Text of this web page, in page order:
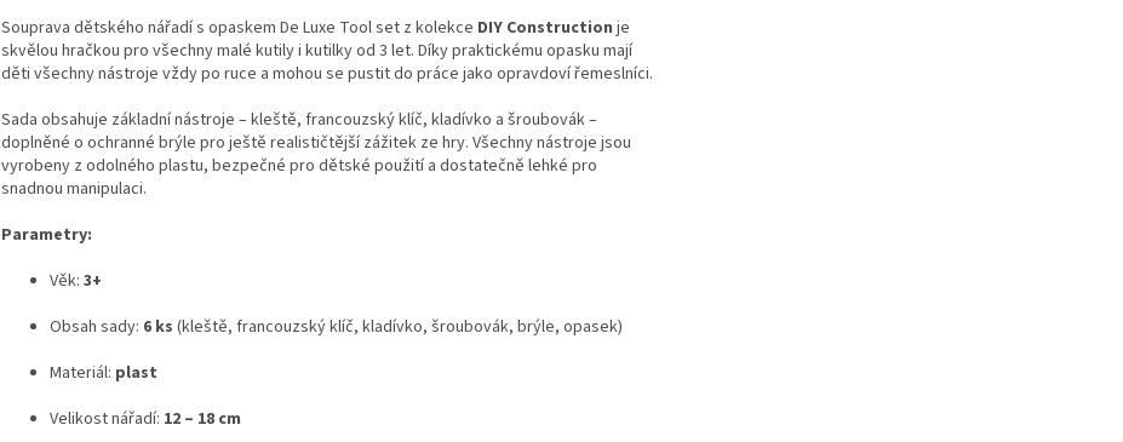
Souprava dětského nářadí s opaskem De Luxe Tool set z kolekce DIY Construction je
skvělou hračkou pro všechny malé kutily i kutilky od 3 let. Díky praktickému opasku mají
děti všechny nástroje vždy po ruce a mohou se pustit do práce jako opravdoví řemeslníci.
Sada obsahuje základní nástroje – kleště, francouzský klíč, kladívko a šroubovák –
doplněné o ochranné brýle pro ještě realističtější zážitek ze hry. Všechny nástroje jsou
vyrobeny z odolného plastu, bezpečné pro dětské použití a dostatečně lehké pro
snadnou manipulaci.
Parametry:
Věk: 3+
Obsah sady: 6 ks (kleště, francouzský klíč, kladívko, šroubovák, brýle, opasek)
Materiál: plast
Velikost nářadí: 12 – 18 cm